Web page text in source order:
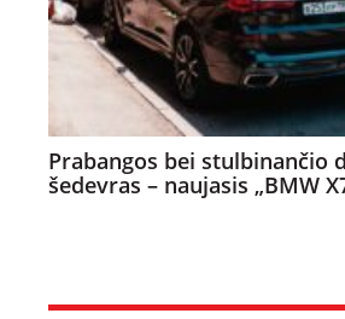
Prabangos bei stulbinančio
šedevras – naujasis „BMW